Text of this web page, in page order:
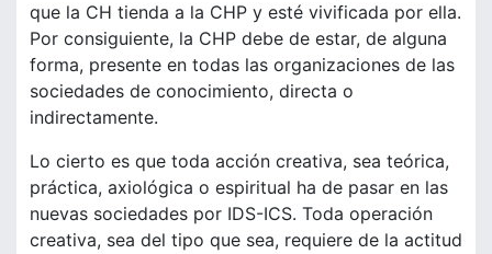
que la CH tienda a la CHP y esté vivificada por ella.
Por consiguiente, la CHP debe de estar, de alguna
forma, presente en todas las organizaciones de las
sociedades de conocimiento, directa o
indirectamente.
Lo cierto es que toda acción creativa, sea teórica,
práctica, axiológica o espiritual ha de pasar en las
nuevas sociedades por IDS-ICS. Toda operación
creativa, sea del tipo que sea, requiere de la actitud